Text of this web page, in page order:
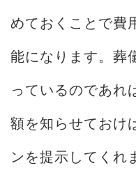
めておくことで費
能になります。葬
っているのであれ
額を知らせておけ
ンを提示してくれ